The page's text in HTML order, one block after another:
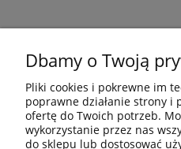
PROVENCE
Dbamy o Twoją
Pliki cookies i pokrewne im
poprawne działanie strony i
ofertę do Twoich potrzeb.
wykorzystanie przez nas
do sklepu lub dostosować